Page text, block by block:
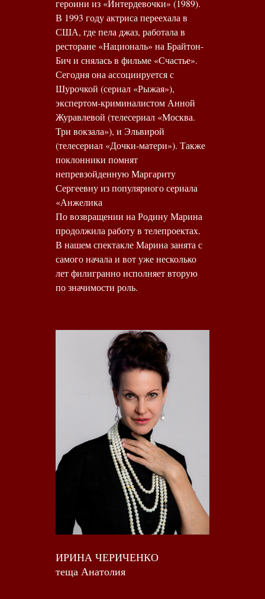
героини из «Интердевочки» (1989).
В 1993 году актриса переехала в
США, где пела джаз, работала в
ресторане «Националь» на Брайтон-
Бич и снялась в фильме «Счастье».
Сегодня она ассоциируется с
Шурочкой (сериал «Рыжая»),
экспертом-криминалистом Анной
Журавлевой (телесериал «Москва.
Три вокзала»), и Эльвирой
(телесериал «Дочки-матери»). Также
поклонники помнят
непревзойденную Маргариту
Сергеевну из популярного сериала
«Анжелика
По возвращении на Родину Марина
продолжила работу в телепроектах.
В нашем спектакле Марина занята с
самого начала и вот уже несколько
лет филигранно исполняет вторую
по значимости роль.
ИРИНА ЧЕРИЧЕНКО
теща Анатолия